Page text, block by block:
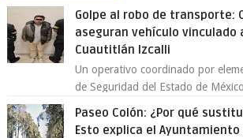
Golpe al robo de transporte:
aseguran vehículo vinculado
Cuautitlán Izcalli
Un operativo coordinado por
de Seguridad del Estado de
Paseo Colón: ¿Por qué
Esto explica el Ayuntamiento